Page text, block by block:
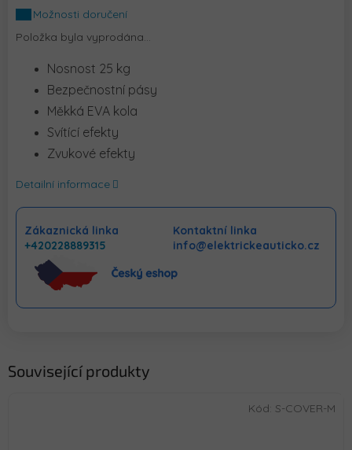
cena:Možnosti doručení
Položka byla vyprodána…
Nosnost 25 kg
Bezpečnostní pásy
Měkká EVA kola
Svítící efekty
Zvukové efekty
Detailní informace
Zákaznická linka
+420228889315
Kontaktní linka
info@elektrickeauticko.cz
Související produkty
Kód: S-COVER-M